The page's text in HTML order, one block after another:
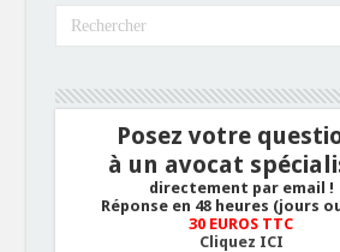
Posez votre
à un avocat
directement par email !
Réponse en 48 heures (jours
30 EUROS TTC
Cliquez ICI